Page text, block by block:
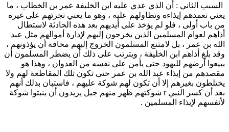
الثاني : أن الذي عدي عليه ابن الخليفة عمر بن الخطاب ، ما
تعمدهم إيذاءه وتطاولهم عليه ، وهو ما يعني تجرئهم على غيره
باب أولى ، فلو لم يؤخذ على أيديهم بعد هذه الحادثة لاستطال
لعوام المسلمين الذين يخرجون إليهم لإدارة أموالهم مثل عبد
بن عمر ، بل لامتنع المسلمون الخروج إليهم مخافة أن يؤذونهم ،
بلغ أذاهم ابن الخليفة ، ويترتب على ذلك أن يضطر المسلمون أن
أرضهم لليهود حتى يأمن على نفسه من العدوان ، وهذا هو
من إيذاء عبد الله بن عمر حتى تكون تلك المقاطعة لهم ولا
بغيرهم إلا أن تكون لهم شوكة عليهم ، فاستبان بذلك أنهم
بعد أن كسر النبي r شوكتهم ظهر منهم جيل يريدون أن ينبتوا شوكة
لإيذاء المسلمين .